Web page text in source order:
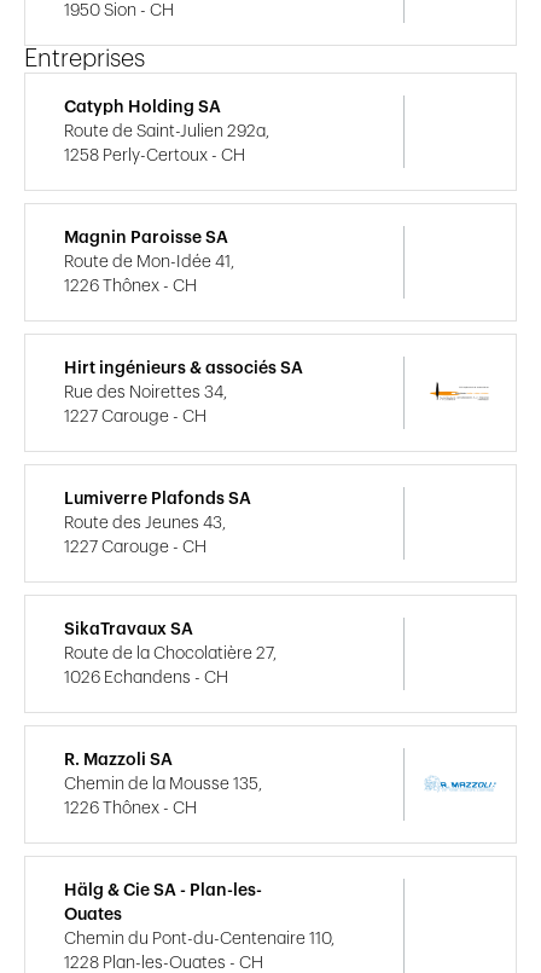
1950 Sion - CH
Entreprises
Catyph Holding SA
Route de Saint-Julien 292a,
1258 Perly-Certoux - CH
Magnin Paroisse SA
Route de Mon-Idée 41,
1226 Thônex - CH
Hirt ingénieurs & associés SA
Rue des Noirettes 34,
1227 Carouge - CH
Lumiverre Plafonds SA
Route des Jeunes 43,
1227 Carouge - CH
SikaTravaux SA
Route de la Chocolatière 27,
1026 Echandens - CH
R. Mazzoli SA
Chemin de la Mousse 135,
1226 Thônex - CH
Hälg & Cie SA - Plan-les-
Ouates
Chemin du Pont-du-Centenaire 110,
1228 Plan-les-Ouates - CH